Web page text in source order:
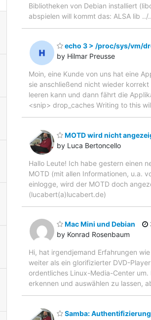
Bibliotheken von Debian installiert
abspielen will kommt das: ALSA lib
echo 3 > /proc/sys/vm/
by Hilmar Preusse
Moin, eine Kunde von uns hat eine
sie anschließend nicht wieder
leeren kann und dann fährt die
<snip> drop_caches Writing to this
MOTD wird nicht
by Luca Bertoncello
Hallo Leute! Ich habe gestern einen
MOTD (mit allen Informationen, u.a.
einlogge, wird der MOTD doch
(lucabert(a)lucabert.de)
Mac Mini und Debian
by Konrad Rosenbaum
Hi, hat irgendjemand Erfahrungen
weiter als ein glorifizierter DVD-
ordentliches Linux-Media-Center
erkennen und auswählen zu lassen,
Samba: